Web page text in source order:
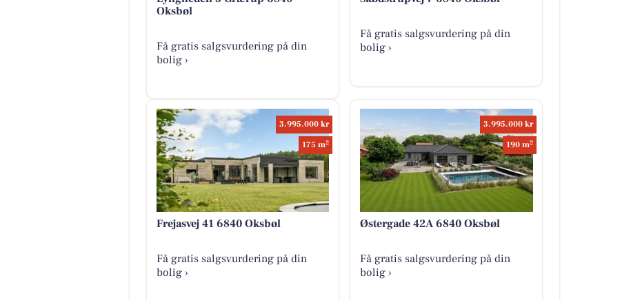
Oksbøl
Få gratis salgsvurdering på din
bolig ›
Få gratis salgsvurdering på din
bolig ›
3.995.000 kr
175 m2
Frejasvej 41 6840 Oksbøl
Få gratis salgsvurdering på din
bolig ›
3.995.000 kr
190 m2
Østergade 42A 6840 Oksbøl
Få gratis salgsvurdering på din
bolig ›